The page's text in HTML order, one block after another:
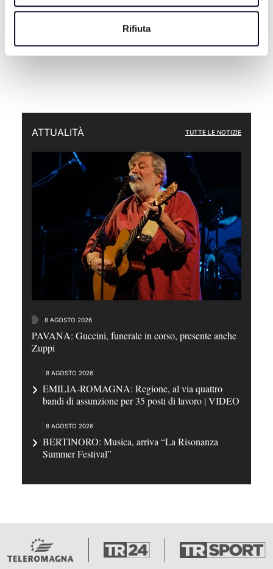
Rifiuta
ATTUALITÀ TUTTE LE NOTIZIE
8 AGOSTO 2026
PAVANA: Guccini, funerale in corso, presente anche
Zuppi
8 AGOSTO 2026
EMILIA-ROMAGNA: Regione, al via quattro
bandi di assunzione per 35 posti di lavoro | VIDEO
8 AGOSTO 2026
BERTINORO: Musica, arriva “La Risonanza
Summer Festival”